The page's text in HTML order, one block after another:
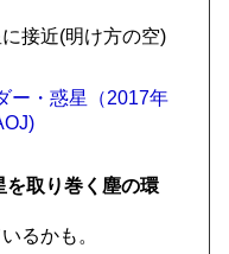
接近(明け方の空)
ー・惑星（2017年
を取り巻く塵の環
るかも。